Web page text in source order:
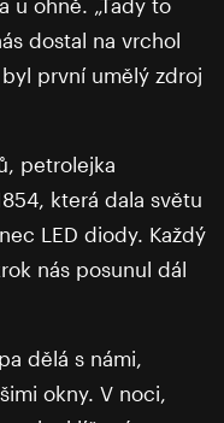
u ohně. „Tady to
dostal na vrchol
první umělý zdroj
petrolejka
která dala světu
LED diody. Každý
nás posunul dál
dělá s námi,
okny. V noci,